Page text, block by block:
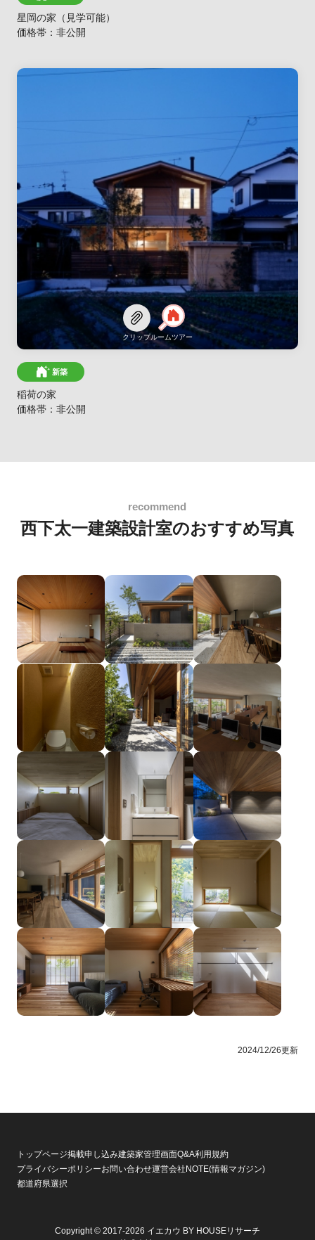
星岡の家（見学可能）
価格帯：非公開
クリップルームツアー
新築
稲荷の家
価格帯：非公開
西下太一建築設計室のおすすめ写真
2024/12/26更新
トップページ掲載申し込み建築家管理画面Q&A利用規約
プライバシーポリシーお問い合わせ運営会社 NOTE(情報マガジン)
都道府県選択
Copyright © 2017-2026 イエカウ BY HOUSEリサーチ